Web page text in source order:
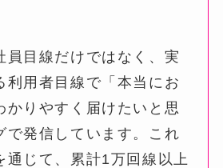
員目線だけではなく、実
利用者目線で「本当にお
かりやすく届けたいと思
で発信しています。これ
通じて、累計1万回線以上